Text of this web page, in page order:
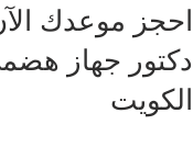
احجز موعدك
دكتور جهاز
الكويت